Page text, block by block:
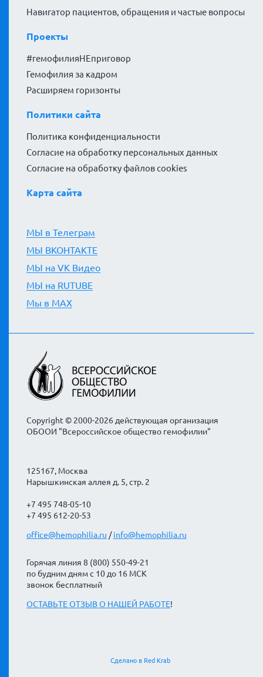
Навигатор пациентов, обращения и частые вопросы
Проекты
#гемофилияНЕприговор
Гемофилия за кадром
Расширяем горизонты
Политики сайта
Политика конфиденциальности
Согласие на обработку персональных данных
Согласие на обработку файлов cookies
Карта сайта
МЫ в Телеграм
МЫ ВКОНТАКТЕ
МЫ на VK Видео
МЫ на RUTUBE
Мы в MAX
Copyright © 2000-2026 действующая организация
ОБООИ "Всероссийское общество гемофилии"
125167, Москва
Нарышкинская аллея д. 5, стр. 2
+7 495 748-05-10
+7 495 612-20-53
office@hemophilia.ru /info@hemophilia.ru
Горячая линия 8 (800) 550-49-21
по будним дням с 10 до 16 МСК
звонок бесплатный
ОСТАВЬТЕ ОТЗЫВ О НАШЕЙ РАБОТЕ!
Сделано в Red Krab